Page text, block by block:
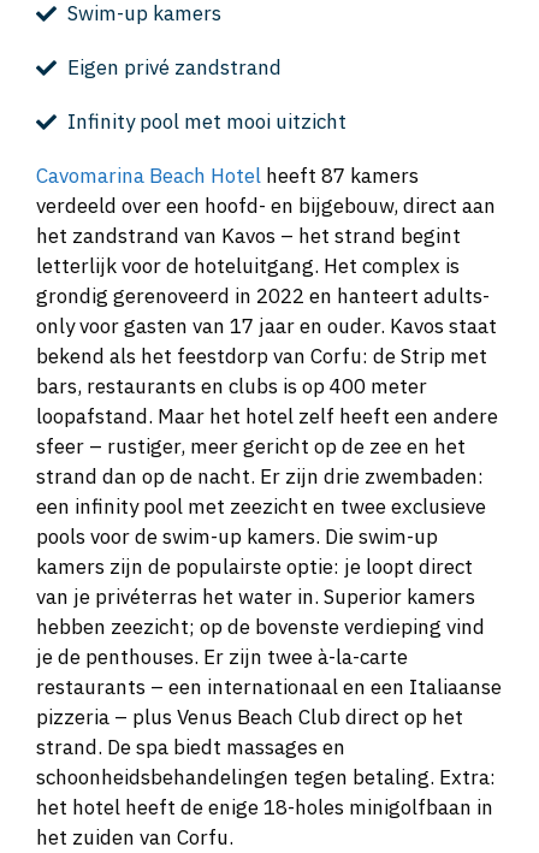
Swim-up kamers
Eigen privé zandstrand
Infinity pool met mooi uitzicht
Cavomarina Beach Hotel heeft 87 kamers
verdeeld over een hoofd- en bijgebouw, direct aan
het zandstrand van Kavos – het strand begint
letterlijk voor de hoteluitgang. Het complex is
grondig gerenoveerd in 2022 en hanteert adults-
only voor gasten van 17 jaar en ouder. Kavos staat
bekend als het feestdorp van Corfu: de Strip met
bars, restaurants en clubs is op 400 meter
loopafstand. Maar het hotel zelf heeft een andere
sfeer – rustiger, meer gericht op de zee en het
strand dan op de nacht. Er zijn drie zwembaden:
een infinity pool met zeezicht en twee exclusieve
pools voor de swim-up kamers. Die swim-up
kamers zijn de populairste optie: je loopt direct
van je privéterras het water in. Superior kamers
hebben zeezicht; op de bovenste verdieping vind
je de penthouses. Er zijn twee à-la-carte
restaurants – een internationaal en een Italiaanse
pizzeria – plus Venus Beach Club direct op het
strand. De spa biedt massages en
schoonheidsbehandelingen tegen betaling. Extra:
het hotel heeft de enige 18-holes minigolfbaan in
het zuiden van Corfu.